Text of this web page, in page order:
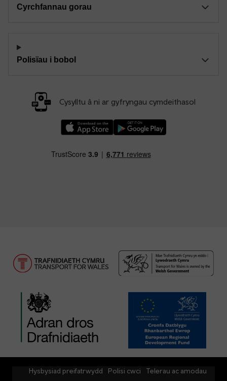
Cyrchfannau gorau
Polisïau i bobol
Cysylltu â ni ar gyfryngau cymdeithasol
Hysbysiad preifatrwydd Polisi cwci Telerau ac amodau